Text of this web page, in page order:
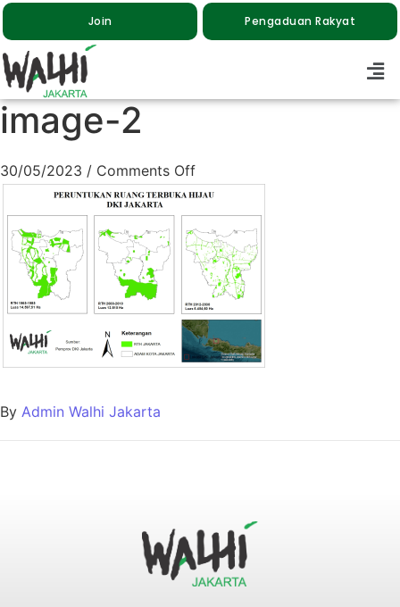
Join Pengaduan Rakyat
image-2
30/05/2023 / Comments Off
By Admin Walhi Jakarta